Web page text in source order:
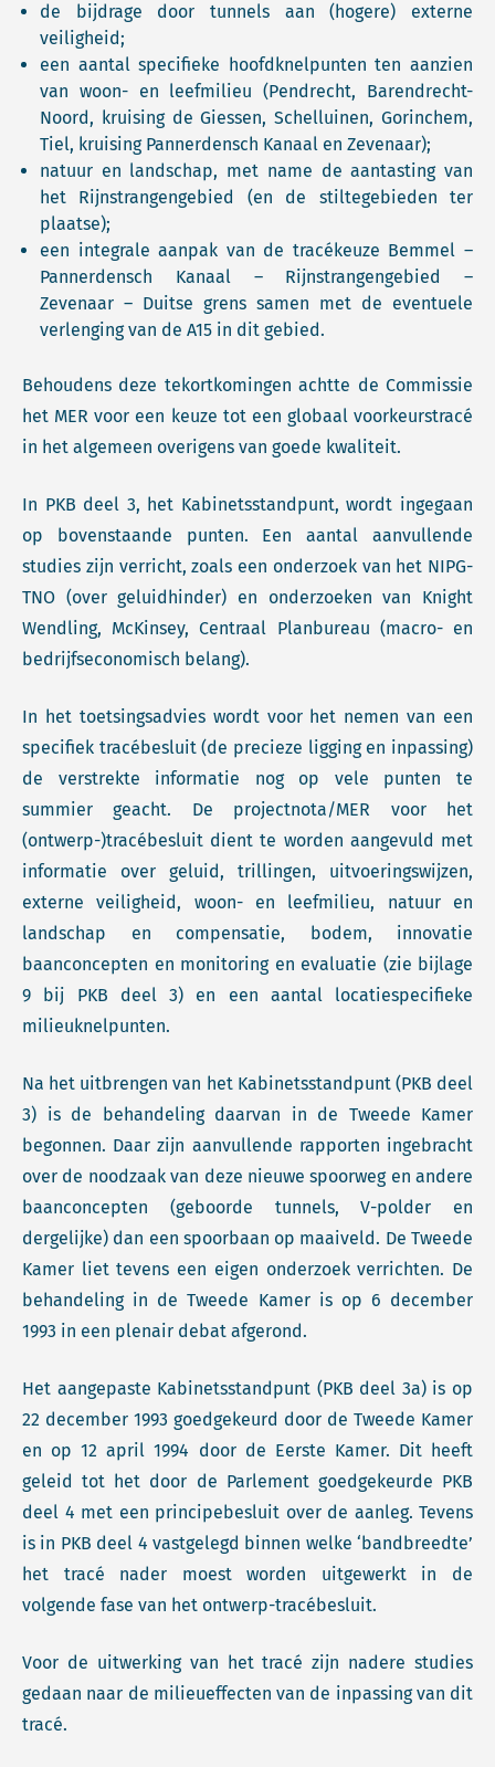
de bijdrage door tunnels aan (hogere) externe
veiligheid;
een aantal specifieke hoofdknelpunten ten aanzien
van woon- en leefmilieu (Pendrecht, Barendrecht-
Noord, kruising de Giessen, Schelluinen, Gorinchem,
Tiel, kruising Pannerdensch Kanaal en Zevenaar);
natuur en landschap, met name de aantasting van
het Rijnstrangengebied (en de stiltegebieden ter
plaatse);
een integrale aanpak van de tracékeuze Bemmel –
Pannerdensch Kanaal – Rijnstrangengebied –
Zevenaar – Duitse grens samen met de eventuele
verlenging van de A15 in dit gebied.
Behoudens deze tekortkomingen achtte de Commissie
het MER voor een keuze tot een globaal voorkeurstracé
in het algemeen overigens van goede kwaliteit.
In PKB deel 3, het Kabinetsstandpunt, wordt ingegaan
op bovenstaande punten. Een aantal aanvullende
studies zijn verricht, zoals een onderzoek van het NIPG-
TNO (over geluidhinder) en onderzoeken van Knight
Wendling, McKinsey, Centraal Planbureau (macro- en
bedrijfseconomisch belang).
In het toetsingsadvies wordt voor het nemen van een
specifiek tracébesluit (de precieze ligging en inpassing)
de verstrekte informatie nog op vele punten te
summier geacht. De projectnota/MER voor het
(ontwerp-)tracébesluit dient te worden aangevuld met
informatie over geluid, trillingen, uitvoeringswijzen,
externe veiligheid, woon- en leefmilieu, natuur en
landschap en compensatie, bodem, innovatie
baanconcepten en monitoring en evaluatie (zie bijlage
9 bij PKB deel 3) en een aantal locatiespecifieke
milieuknelpunten.
Na het uitbrengen van het Kabinetsstandpunt (PKB deel
3) is de behandeling daarvan in de Tweede Kamer
begonnen. Daar zijn aanvullende rapporten ingebracht
over de noodzaak van deze nieuwe spoorweg en andere
baanconcepten (geboorde tunnels, V-polder en
dergelijke) dan een spoorbaan op maaiveld. De Tweede
Kamer liet tevens een eigen onderzoek verrichten. De
behandeling in de Tweede Kamer is op 6 december
1993 in een plenair debat afgerond.
Het aangepaste Kabinetsstandpunt (PKB deel 3a) is op
22 december 1993 goedgekeurd door de Tweede Kamer
en op 12 april 1994 door de Eerste Kamer. Dit heeft
geleid tot het door de Parlement goedgekeurde PKB
deel 4 met een principebesluit over de aanleg. Tevens
is in PKB deel 4 vastgelegd binnen welke ‘bandbreedte’
het tracé nader moest worden uitgewerkt in de
volgende fase van het ontwerp-tracébesluit.
Voor de uitwerking van het tracé zijn nadere studies
gedaan naar de milieueffecten van de inpassing van dit
tracé.